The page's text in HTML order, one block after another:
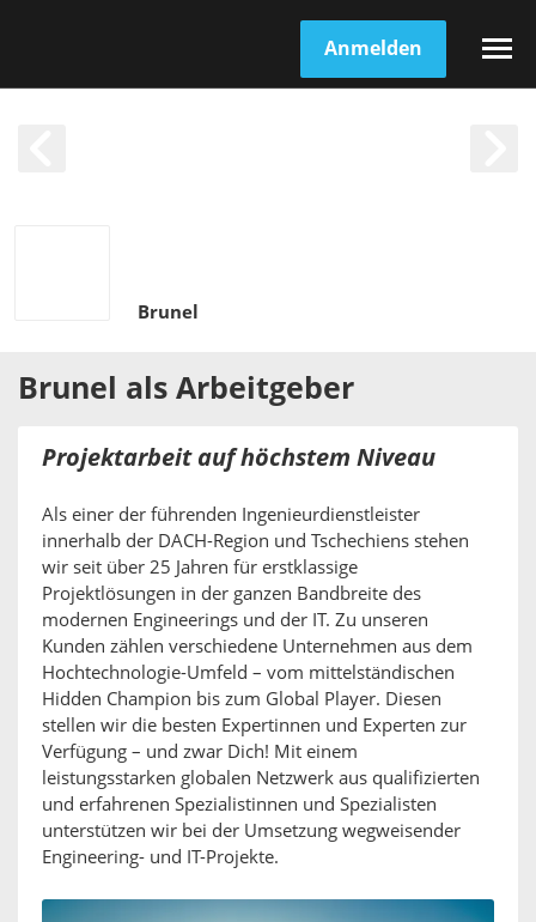
Anmelden
Brunel
Brunel als Arbeitgeber
Projektarbeit auf höchstem Niveau
Als einer der führenden Ingenieurdienstleister
innerhalb der DACH-Region und Tschechiens stehen
wir seit über 25 Jahren für erstklassige
Projektlösungen in der ganzen Bandbreite des
modernen Engineerings und der IT. Zu unseren
Kunden zählen verschiedene Unternehmen aus dem
Hochtechnologie-Umfeld – vom mittelständischen
Hidden Champion bis zum Global Player. Diesen
stellen wir die besten Expertinnen und Experten zur
Verfügung – und zwar Dich! Mit einem
leistungsstarken globalen Netzwerk aus qualifizierten
und erfahrenen Spezialistinnen und Spezialisten
unterstützen wir bei der Umsetzung wegweisender
Engineering- und IT-Projekte.